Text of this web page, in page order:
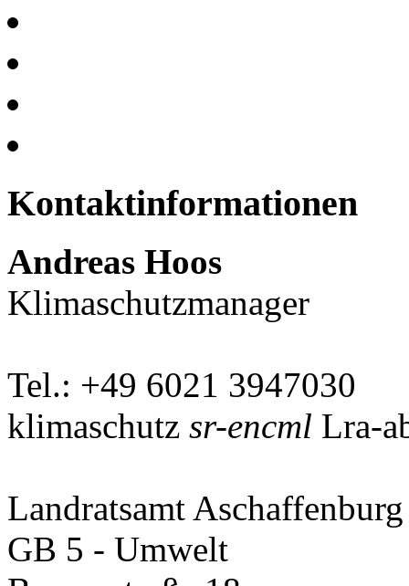
Kontaktinformationen
Andreas Hoos
Klimaschutzmanager
Tel.: +49 6021 3947030
klimaschutz sr-encml Lra-
Landratsamt Aschaffenburg
GB 5 - Umwelt